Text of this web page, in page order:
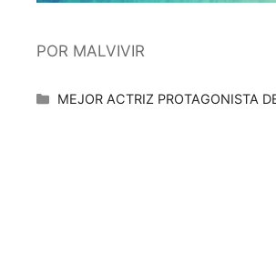
POR MALVIVIR
Categorías
MEJOR ACTRIZ PROTAGONISTA